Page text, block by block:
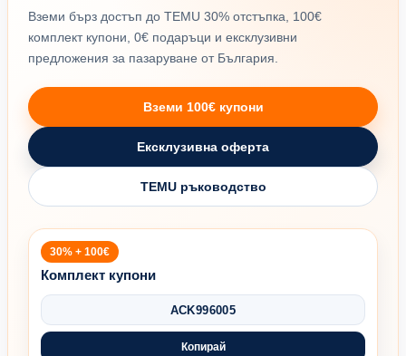
Вземи бърз достъп до TEMU 30% отстъпка, 100€
комплект купони, 0€ подаръци и ексклузивни
предложения за пазаруване от България.
Вземи 100€ купони
Ексклузивна оферта
TEMU ръководство
30% + 100€
Комплект купони
ACK996005
Копирай